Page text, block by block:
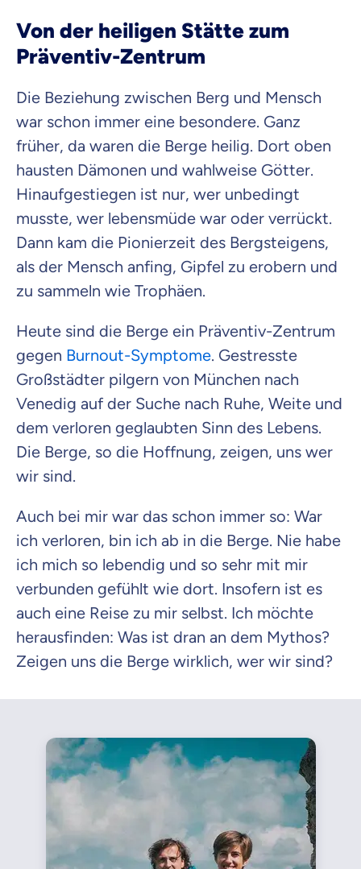
Von der heiligen Stätte zum
Präventiv-Zentrum
Die Beziehung zwischen Berg und Mensch
war schon immer eine besondere. Ganz
früher, da waren die Berge heilig. Dort oben
hausten Dämonen und wahlweise Götter.
Hinaufgestiegen ist nur, wer unbedingt
musste, wer lebensmüde war oder verrückt.
Dann kam die Pionierzeit des Bergsteigens,
als der Mensch anfing, Gipfel zu erobern und
zu sammeln wie Trophäen.
Heute sind die Berge ein Präventiv-Zentrum
gegen Burnout-Symptome. Gestresste
Großstädter pilgern von München nach
Venedig auf der Suche nach Ruhe, Weite und
dem verloren geglaubten Sinn des Lebens.
Die Berge, so die Hoffnung, zeigen, uns wer
wir sind.
Auch bei mir war das schon immer so: War
ich verloren, bin ich ab in die Berge. Nie habe
ich mich so lebendig und so sehr mit mir
verbunden gefühlt wie dort. Insofern ist es
auch eine Reise zu mir selbst. Ich möchte
herausfinden: Was ist dran an dem Mythos?
Zeigen uns die Berge wirklich, wer wir sind?